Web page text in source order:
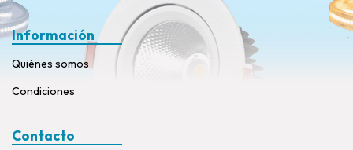
Información
Quiénes somos
Condiciones
Contacto